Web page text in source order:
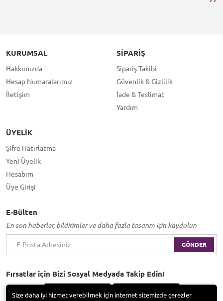
KURUMSAL
Hakkımızda
Hesap Numaralarımız
İletişim
SIPARIŞ
Sipariş Takibi
Güvenlik & Gizlilik
İade & Teslimat
Yardım
ÜYELIK
Şifre Hatırlatma
Yeni Üyelik
Hesabım
Üye Girişi
E-Bülten
En son haberler, bildirimler ve daha fazla tasarım için kaydolun
GÖNDER
Fırsatlar için Bizi Sosyal Medyada Takip Edin!
Size daha iyi hizmet verebilmek için internet sitemizde çerezler